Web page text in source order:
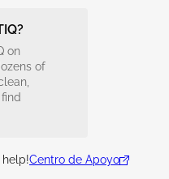
on
of
help!Centro de Apoyo